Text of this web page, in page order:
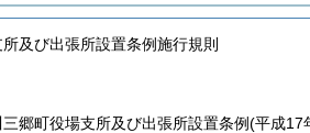
及び出張所設置条例施行規則
郷町役場支所及び出張所設置条例(平成17